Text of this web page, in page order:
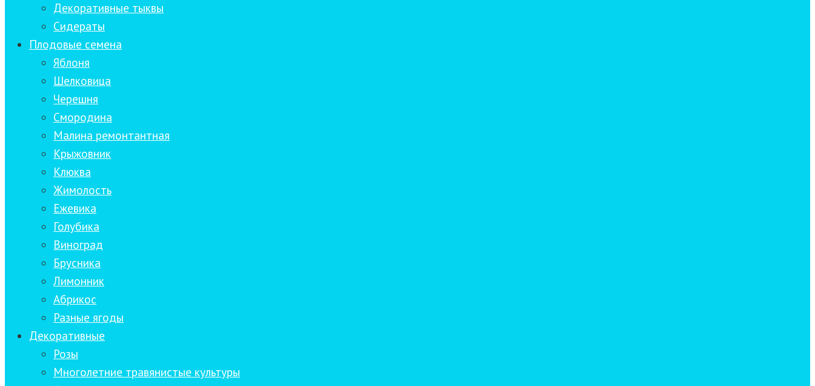
Декоративные тыквы
Сидераты
Плодовые семена
Яблоня
Шелковица
Черешня
Смородина
Малина ремонтантная
Крыжовник
Клюква
Жимолость
Ежевика
Голубика
Виноград
Брусника
Лимонник
Абрикос
Разные ягоды
Декоративные
Розы
Многолетние травянистые культуры